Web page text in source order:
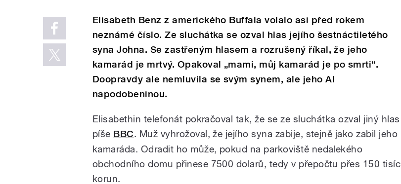
Elisabeth Benz z amerického Buffala volalo asi před rokem
neznámé číslo. Ze sluchátka se ozval hlas jejího šestnáctiletého
syna Johna. Se zastřeným hlasem a rozrušený říkal, že jeho
kamarád je mrtvý. Opakoval „mami, můj kamarád je po smrti“.
Doopravdy ale nemluvila se svým synem, ale jeho AI
napodobeninou.
Elisabethin telefonát pokračoval tak, že se ze sluchátka ozval jiný hlas
píše BBC. Muž vyhrožoval, že jejího syna zabije, stejně jako zabil jeho
kamaráda. Odradit ho může, pokud na parkoviště nedalekého
obchodního domu přinese 7500 dolarů, tedy v přepočtu přes 150 tisíc
korun.